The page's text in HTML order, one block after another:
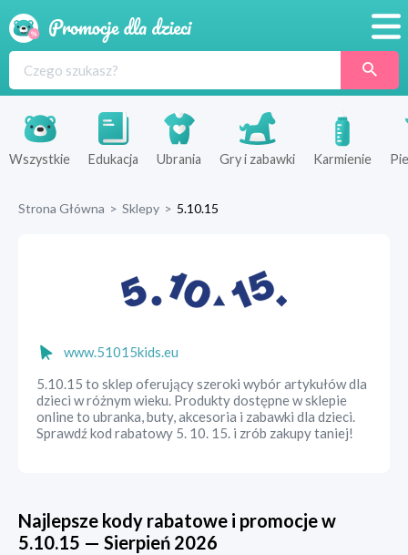
Produkty
Sklepy
Wszystkie Edukacja Ubrania Gry i zabawki Karmienie
Strona Główna > Sklepy > 5.10.15
www.51015kids.eu
5.10.15 to sklep oferujący szeroki wybór artykułów dla
dzieci w różnym wieku. Produkty dostępne w sklepie
online to ubranka, buty, akcesoria i zabawki dla dzieci.
Sprawdź kod rabatowy 5. 10. 15. i zrób zakupy taniej!
Najlepsze kody rabatowe i promocje w
5.10.15 — Sierpień 2026